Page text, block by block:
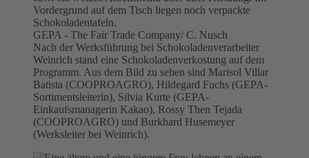
GEPA - The Fair Trade Company/ C. Nusch
Nach der Werksführung bei Schokoladenverarbeiter
Weinrich stand eine Schokoladenverkostung auf dem
Programm. Aus dem Bild zu sehen sind Marisol Villar
Batista (COOPROAGRO), Hildegard Fuchs (GEPA-
Sortimentsleiterin), Silvia Kurte (GEPA-
Einkaufsmanagerin Kakao), Rossy Then Tejada
(COOPROAGRO) und Burkhard Husemeyer
(Werksleiter bei Weinrich).